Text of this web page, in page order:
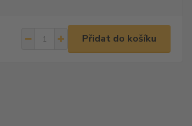
Přidat do košíku